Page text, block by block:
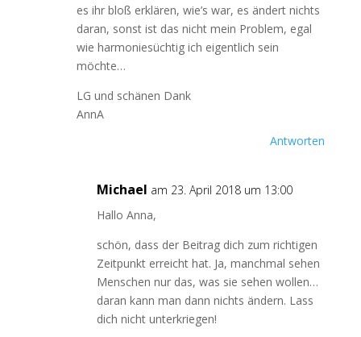
es ihr bloß erklären, wie’s war, es ändert nichts
daran, sonst ist das nicht mein Problem, egal
wie harmoniesüchtig ich eigentlich sein
möchte…
LG und schänen Dank
AnnA
Antworten
Michael am 23. April 2018 um 13:00
Hallo Anna,
schön, dass der Beitrag dich zum richtigen
Zeitpunkt erreicht hat. Ja, manchmal sehen
Menschen nur das, was sie sehen wollen…
daran kann man dann nichts ändern. Lass
dich nicht unterkriegen!